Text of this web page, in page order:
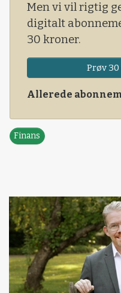
Men vi vil rigtig
digitalt
30 kroner.
Prøv
Allerede
Finans